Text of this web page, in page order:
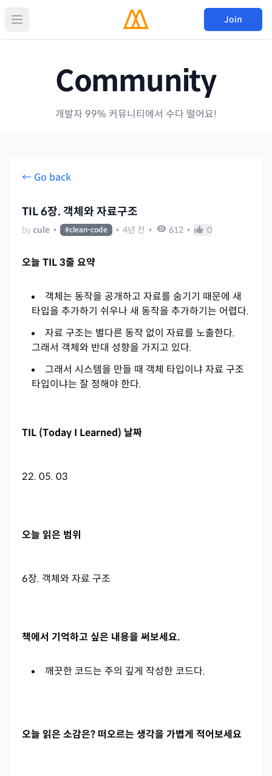
Join
Community
개발자 99% 커뮤니티에서 수다 떨어요!
← Go back
TIL 6장. 객체와 자료구조
bycule • #clean-code • 4년 전 • 612 • 0
오늘 TIL 3줄 요약
객체는 동작을 공개하고 자료를 숨기기 때문에 새
타입을 추가하기 쉬우나 새 동작을 추가하기는 어렵다.
자료 구조는 별다른 동작 없이 자료를 노출한다.
그래서 객체와 반대 성향을 가지고 있다.
그래서 시스템을 만들 때 객체 타입이냐 자료 구조
타입이냐는 잘 정해야 한다.
TIL (Today I Learned) 날짜
22. 05. 03
오늘 읽은 범위
6장. 객체와 자료 구조
책에서 기억하고 싶은 내용을 써보세요.
깨끗한 코드는 주의 깊게 작성한 코드다.
오늘 읽은 소감은? 떠오르는 생각을 가볍게 적어보세요